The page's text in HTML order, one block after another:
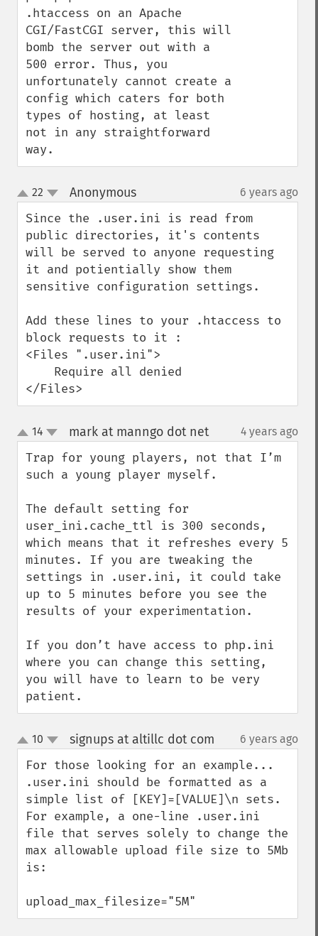
.htaccess on an Apache
CGI/FastCGI server, this will
bomb the server out with a
500 error. Thus, you
unfortunately cannot create a
config which caters for both
types of hosting, at least
not in any straightforward
way.
up
down
22 Anonymous¶ 6 years ago
Since the .user.ini is read from
public directories, it's contents
will be served to anyone requesting
it and potientially show them
sensitive configuration settings.
Add these lines to your .htaccess to
block requests to it :
<Files ".user.ini">
</Files>
up
down
14 mark at manngo dot net¶ 4 years ago
Trap for young players, not that I’m
such a young player myself.
The default setting for
user_ini.cache_ttl is 300 seconds,
which means that it refreshes every 5
minutes. If you are tweaking the
settings in .user.ini, it could take
up to 5 minutes before you see the
results of your experimentation.
If you don’t have access to php.ini
where you can change this setting,
you will have to learn to be very
patient.
up
down
10 signups at altillc dot com 6 years ago
For those looking for an example...
.user.ini should be formatted as a
simple list of [KEY]=[VALUE]\n sets.
For example, a one-line .user.ini
file that serves solely to change the
max allowable upload file size to 5Mb
is:
upload_max_filesize="5M"